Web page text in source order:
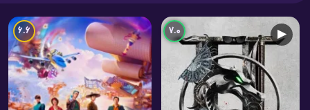
▶
7.0
6.6